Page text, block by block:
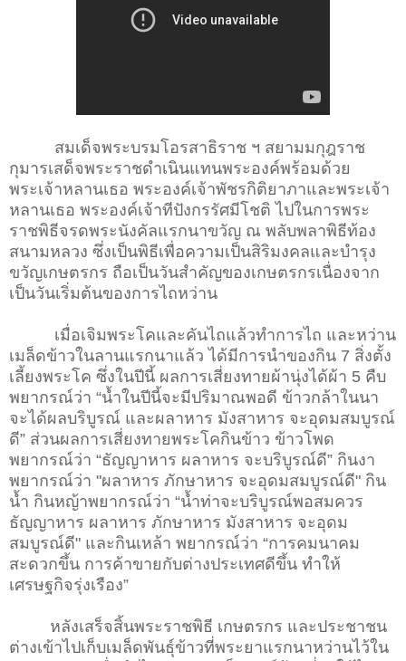
สมเด็จพระบรมโอรสาธิราช ฯ สยามมกุฎราช
กุมารเสด็จพระราชดำเนินแทนพระอ­งค์พร้อมด้วย
พระเจ้าหลานเธอ พระองค์เจ้าพัชรกิติยาภาและพระเจ้า
หลานเธอ พระองค์เจ้าทีปังกรรัศมีโชติ ไปในการพระ
ราชพิธีจรดพระนังคัลแรกนาขวัญ ณ พลับพลาพิธีท้อง
สนามหลวง ซึ่งเป็นพิธีเพื่อความเป็นสิริมงคลและบำรุ­ง
ขวัญเกษตรกร ถือเป็นวันสำคัญของเกษตรกรเนื่องจาก
เป็นวั­นเริ่มต้นของการไถหว่าน
เมื่อเจิมพระโคและคันไถแล้วทำการไถ และหว่าน
เมล็ดข้าวในลานแรกนาแล้ว ได้มีการนำของกิน 7 สิ่งตั้ง
เลี้ยงพระโค ซึ่งในปีนี้ ผลการเสี่ยงทายผ้านุ่งได้ผ้า 5 คืบ
พยากรณ์ว่า “น้ำในปีนี้จะมีปริมาณพอดี ข้าวกล้าในนา
จะได้ผลบริบูรณ์ และผลาหาร มังสาหาร จะอุดมสมบูรณ์
ดี” ส่วนผลการเสี่ยงทายพระโคกินข้าว ข้าวโพด
พยากรณ์ว่า “ธัญญาหาร ผลาหาร จะบริบูรณ์ดี” กินงา
พยากรณ์ว่า "ผลาหาร ภักษาหาร จะอุดมสมบูรณ์ดี" กิน
น้ำ กินหญ้าพยากรณ์ว่า “น้ำท่าจะบริบูรณ์พอสมควร
ธัญญาหาร ผลาหาร ภักษาหาร มังสาหาร จะอุดม
สมบูรณ์ดี" และกินเหล้า พยากรณ์ว่า “การคมนาคม
สะดวกขึ้น การค้าขายกับต่างประเทศดีขึ้น ทำให้
เศรษฐกิจรุ่งเรือง”
หลังเสร็จสิ้นพระราชพิธี เกษตรกร และประชาชน
ต่างเข้าไปเก็บเมล็ดพันธุ์ข้าวท­ี่พระยาแรกนาหว่านไว้ใน